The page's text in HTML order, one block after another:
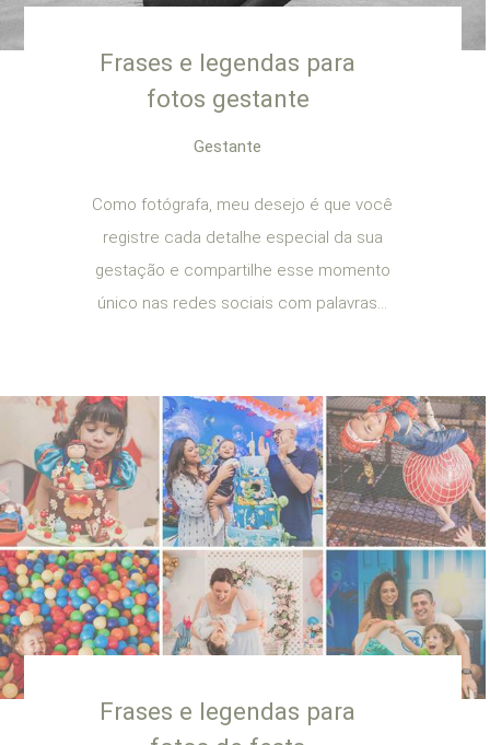
Frases e legendas para
fotos gestante
Gestante
Como fotógrafa, meu desejo é que você
registre cada detalhe especial da sua
gestação e compartilhe esse momento
único nas redes sociais com palavras...
Frases e legendas para